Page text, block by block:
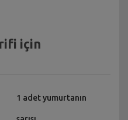
için
1 adet yumurtanın